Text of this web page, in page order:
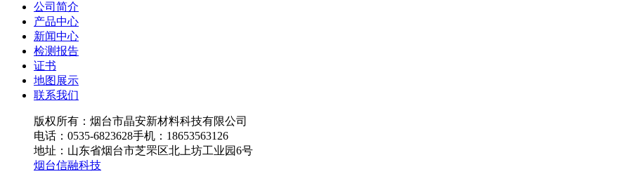
公司简介
产品中心
新闻中心
检测报告
证书
地图展示
联系我们
版权所有：烟台市晶安新材料科技有限公司
电话：0535-6823628手机：18653563126
地址：山东省烟台市芝罘区北上坊工业园6号
烟台信融科技